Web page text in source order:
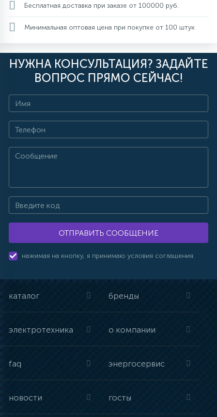
Бесплатная доставка при заказе от 100000 руб.
Минимальная оптовая цена при покупке от 100 штук
НУЖНА КОНСУЛЬТАЦИЯ? ЗАДАЙТЕ
ВОПРОС ПРЯМО СЕЙЧАС!
ОТПРАВИТЬ СООБЩЕНИЕ
нажимая на кнопку, я принимаю условия соглашения.
каталог бренды
электротехника о компании
faq энергосервис
новости госты